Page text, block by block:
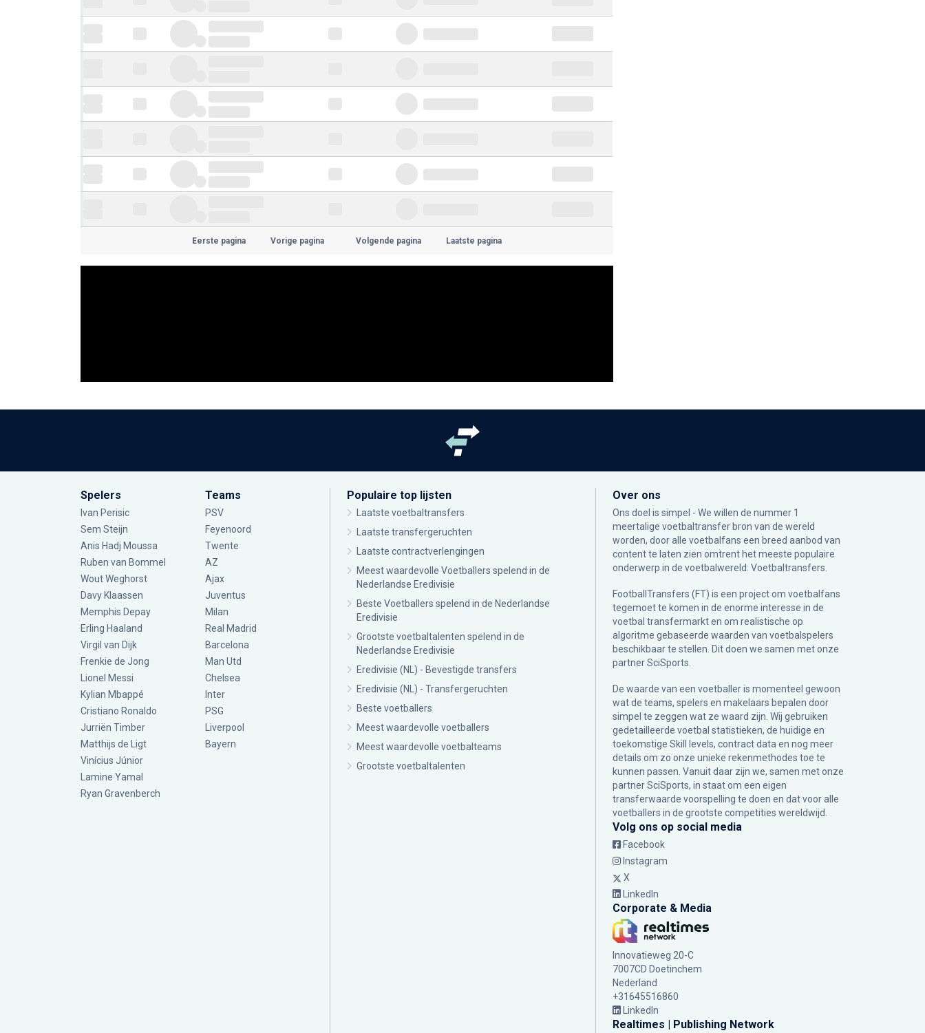
Eerste pagina Vorige pagina Volgende pagina Laatste pagina
Spelers
Ivan Perisic
Sem Steijn
Anis Hadj Moussa
Ruben van Bommel
Wout Weghorst
Davy Klaassen
Memphis Depay
Erling Haaland
Virgil van Dijk
Frenkie de Jong
Lionel Messi
Kylian Mbappé
Cristiano Ronaldo
Jurriën Timber
Matthijs de Ligt
Vinícius Júnior
Lamine Yamal
Ryan Gravenberch
Teams
PSV
Feyenoord
Twente
AZ
Ajax
Juventus
Milan
Real Madrid
Barcelona
Man Utd
Chelsea
Inter
PSG
Liverpool
Bayern
Populaire top lijsten
Laatste voetbaltransfers
Laatste transfergeruchten
Laatste contractverlengingen
Meest waardevolle Voetballers spelend in de
Nederlandse Eredivisie
Beste Voetballers spelend in de Nederlandse
Eredivisie
Grootste voetbaltalenten spelend in de
Nederlandse Eredivisie
Eredivisie (NL) - Bevestigde transfers
Eredivisie (NL) - Transfergeruchten
Beste voetballers
Meest waardevolle voetballers
Meest waardevolle voetbalteams
Grootste voetbaltalenten
Over ons
Ons doel is simpel - We willen de nummer 1
meertalige voetbaltransfer bron van de wereld
worden, door alle voetbalfans een breed aanbod van
content te laten zien omtrent het meeste populaire
onderwerp in de voetbalwereld: Voetbaltransfers.
FootballTransfers (FT) is een project om voetbalfans
tegemoet te komen in de enorme interesse in de
voetbal transfermarkt en om realistische op
algoritme gebaseerde waarden van voetbalspelers
beschikbaar te stellen. Dit doen we samen met onze
partnerSciSports
De waarde van een voetballer is momenteel gewoon
wat de teams, spelers en makelaars bepalen door
simpel te zeggen wat ze waard zijn. Wij gebruiken
gedetailleerde voetbal statistieken, de huidige en
toekomstige Skill levels, contract data en nog meer
details om zo onze unieke rekenmethodes toe te
kunnen passen. Vanuit daar zijn we, samen met onze
partner SciSports, in staat om een eigen
transferwaarde voorspelling te doen en dat voor alle
voetballers in de grootste competities wereldwijd.
Volg ons op social media
Facebook
Instagram
X
LinkedIn
Corporate & Media
Innovatieweg 20-C
7007CD Doetinchem
Nederland
+31645516860
LinkedIn
Realtimes | Publishing Network